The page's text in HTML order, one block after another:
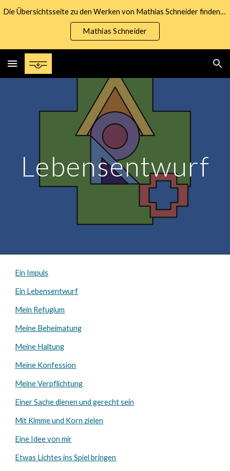
Die Übersichtsseite zu den Werken von Mathias Schneider finden Sie unter nachfolgendem Link:
Mathias Schneider
Lebensentwurf
Ein Impuls
Ein Lebensentwurf
Mein Refugium
Meine Beheimatung
Meine Haltung
Meine Konfession
Meine Verpflichtung
Einer Sache dienen und gerecht sein
Mit Kimme und Korn zielen
Eine Idee von mir
Etwas Lichtes ins Spiel bringen